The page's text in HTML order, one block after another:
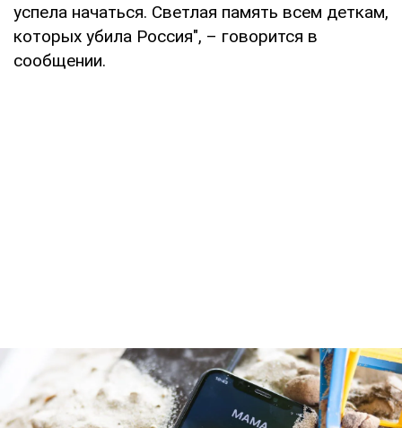
успела начаться. Светлая память всем деткам,
которых убила Россия", – говорится в
сообщении.